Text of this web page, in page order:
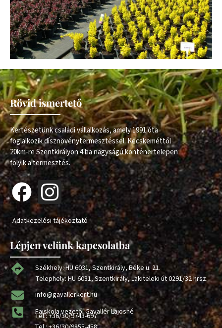
Rövid ismertető
Kertészetünk családi vállalkozás, amely 1991 óta
foglalkozik dísznövénytermesztéssel. Kecskeméttől
20km-re Szentkirályon 4 ha nagyságú konténertelepen
folyik a termesztés.
Adatkezelési tájékoztató
Lépjen velünk kapcsolatba
Székhely: HU 6031, Szentkirály, Béke u. 21.
Telephely: HU 6031, Szentkirály, Lakiteleki út 0291/32 hrsz.
info@gavallerkert.hu
Faiskola vezető: Gavallér Lajosné
Tel.:+36/30/9743-697